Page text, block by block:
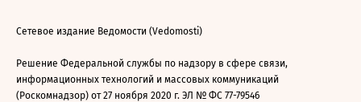
Сетевое издание Ведомости (Vedomosti)
Решение Федеральной службы по надзору в сфере связи,
информационных технологий и массовых коммуникаций
(Роскомнадзор) от 27 ноября 2020 г. ЭЛ № ФС 77-79546